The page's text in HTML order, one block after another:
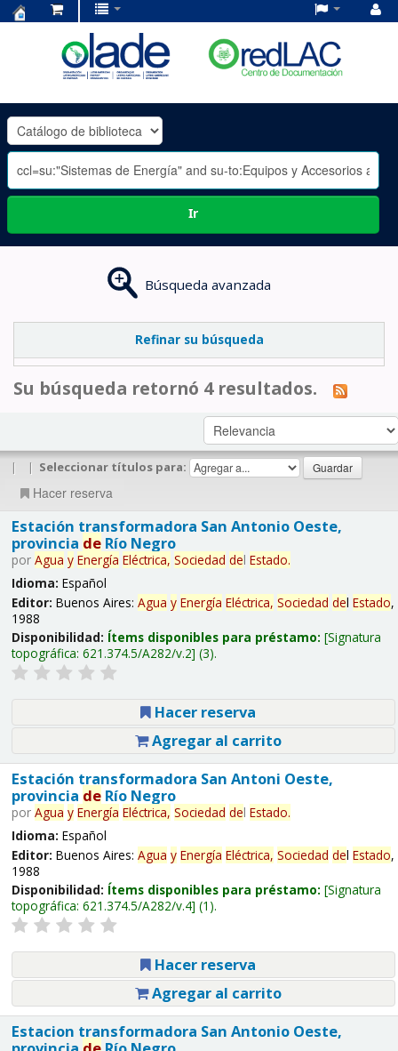
OLADE
-
Ir
Búsqueda avanzada
Refinar su búsqueda
Su búsqueda retornó 4 resultados.
| | Seleccionar títulos para:
Hacer reserva
Estación transformadora San Antonio Oeste,
provincia deRío Negro
por Agua y Energía Eléctrica, Sociedad del Estado.
Idioma: Español
Editor: Buenos Aires: Agua y Energía Eléctrica, Sociedad del Estado,
1988
Disponibilidad: Ítems disponibles para préstamo: Signatura
topográfica: 621.374.5/A282/v.2 (3).
Hacer reserva
Agregar al carrito
Estación transformadora San Antoni Oeste,
provincia deRío Negro
por Agua y Energía Eléctrica, Sociedad del Estado.
Idioma: Español
Editor: Buenos Aires: Agua y Energía Eléctrica, Sociedad del Estado,
1988
Disponibilidad: Ítems disponibles para préstamo: Signatura
topográfica: 621.374.5/A282/v.4 (1).
Hacer reserva
Agregar al carrito
Estacion transformadora San Antonio Oeste,